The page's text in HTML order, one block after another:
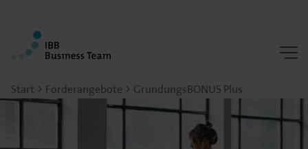
Start Förderangebote GründungsBONUS Plus